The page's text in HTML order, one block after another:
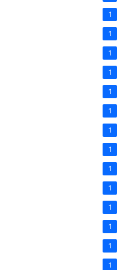
1
1
1
1
1
1
1
1
1
1
1
1
1
1